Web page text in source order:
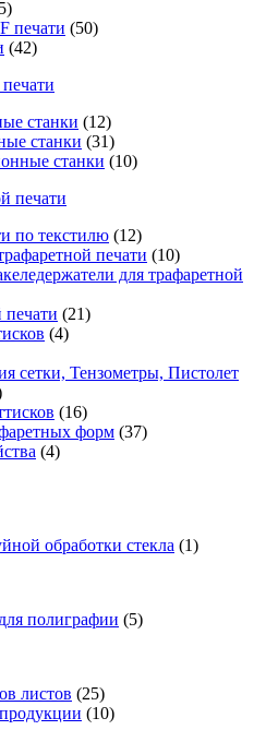
печати (50)
(42)
станки (12)
станки (31)
станки (10)
печати
по текстилю (12)
печати (10)
для трафаретной
печати (21)
(4)
сетки, Тензометры, Пистолет
(16)
форм (37)
(4)
обработки стекла (1)
полиграфии (5)
листов (25)
(10)